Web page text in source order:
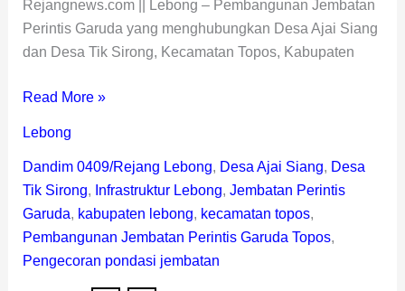
Rejangnews.com || Lebong – Pembangunan Jembatan
Perintis Garuda yang menghubungkan Desa Ajai Siang
dan Desa Tik Sirong, Kecamatan Topos, Kabupaten
Read More »
Lebong
Dandim 0409/Rejang Lebong, Desa Ajai Siang, Desa
Tik Sirong, Infrastruktur Lebong, Jembatan Perintis
Garuda, kabupaten lebong, kecamatan topos,
Pembangunan Jembatan Perintis Garuda Topos,
Pengecoran pondasi jembatan